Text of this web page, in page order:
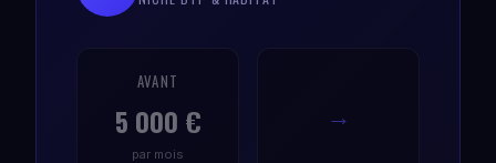
AVANT
5 000 €
par mois
→